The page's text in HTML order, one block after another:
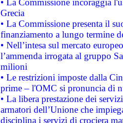
• La Commissione incoraggia
Grecia
• La Commissione presenta il
finanziamento a lungo termine
• Nell’intesa sul mercato
l’ammenda irrogata al gruppo
milioni
• Le restrizioni imposte dalla
prime – l'OMC si pronuncia di
• La libera prestazione dei
armatori dell’Unione che
disciplina i servizi di crociera